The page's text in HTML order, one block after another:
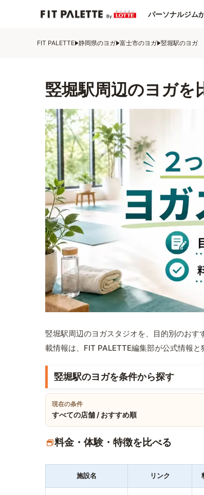
パーソナルジム
FIT PALETTE 静岡県のヨガ 富士市のヨガ 竪堀駅のヨガ
竪堀駅周辺のヨガを
竪堀駅周辺のヨガスタジオを、目的別のお
載情報は、FIT PALETTE編集部が公式情報と
竪堀駅のヨガを条件から探す
現在の条件
すべての店舗 / おすすめ順
料金・体験・特徴を比べる
施設名 リンク